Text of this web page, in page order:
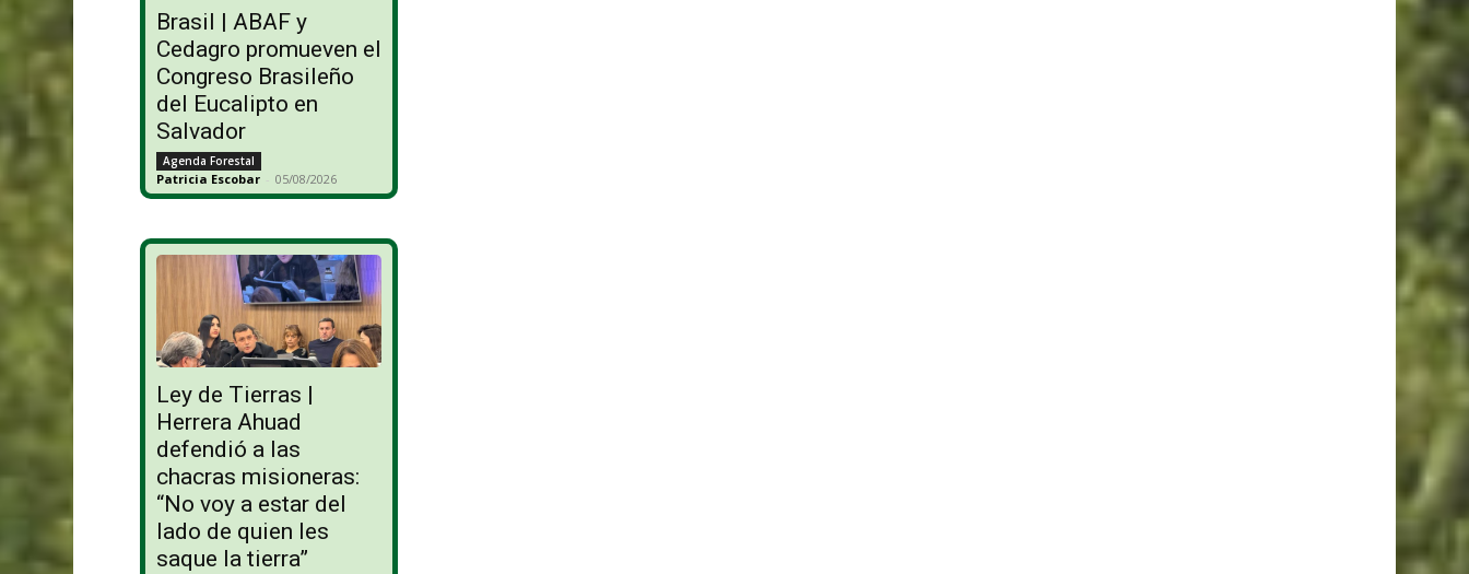
Brasil | ABAF y
Cedagro promueven el
Congreso Brasileño
del Eucalipto en
Salvador
Agenda Forestal
Patricia Escobar - 05/08/2026
Ley de Tierras |
Herrera Ahuad
defendió a las
chacras misioneras:
“No voy a estar del
lado de quien les
saque la tierra”